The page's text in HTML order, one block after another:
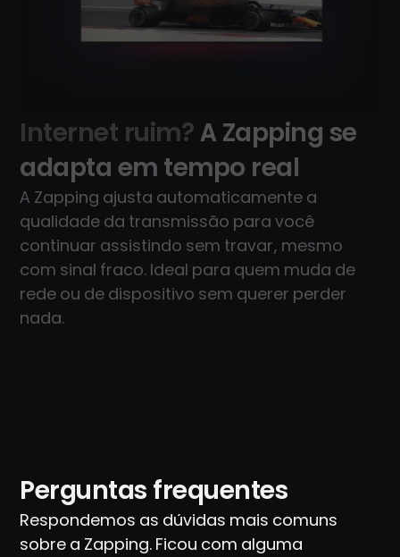
Internet ruim?A Zapping se
adapta em tempo real
A Zapping ajusta automaticamente a
qualidade da transmissão para você
continuar assistindo sem travar, mesmo
com sinal fraco. Ideal para quem muda de
rede ou de dispositivo sem querer perder
nada.
Perguntas frequentes
Respondemos as dúvidas mais comuns
sobre a Zapping. Ficou com alguma